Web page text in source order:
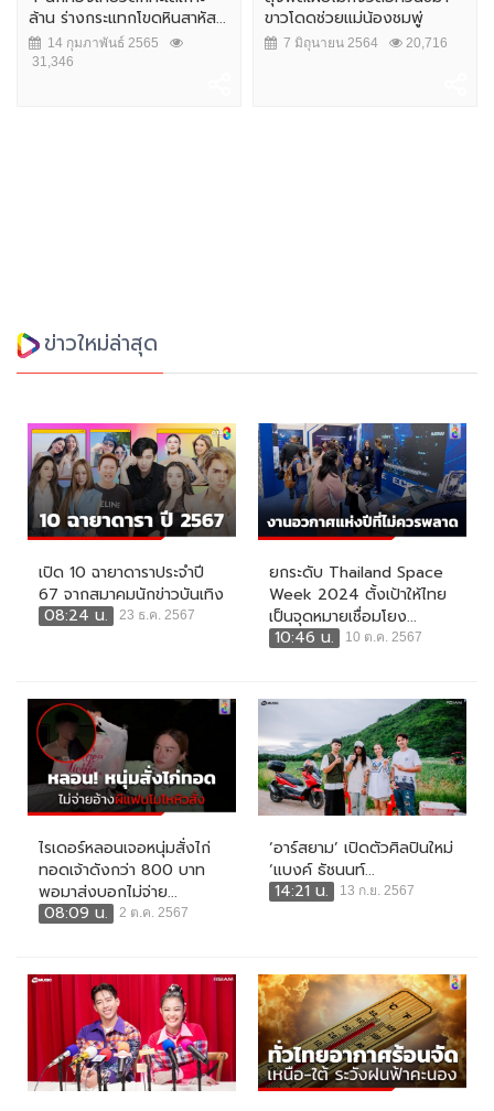
ล้าน ร่างกระแทกโขดหินสาหัส...
14 กุมภาพันธ์ 2565
31,346
ขาวโดดช่วยแม่น้องชมพู่
7 มิถุนายน 2564 20,716
ข่าวใหม่ล่าสุด
เปิด 10 ฉายาดาราประจำปี
67 จากสมาคมนักข่าวบันเทิง
08:24 น.
23 ธ.ค. 2567
ยกระดับ Thailand Space
Week 2024 ตั้งเป้าให้ไทย
เป็นจุดหมายเชื่อมโยง...
10:46 น.
10 ต.ค. 2567
ไรเดอร์หลอนเจอหนุ่มสั่งไก่
ทอดเจ้าดังกว่า 800 บาท
พอมาส่งบอกไม่จ่าย...
08:09 น.
2 ต.ค. 2567
‘อาร์สยาม’ เปิดตัวศิลปินใหม่
‘แบงค์ ธัชนนท์...
14:21 น.
13 ก.ย. 2567